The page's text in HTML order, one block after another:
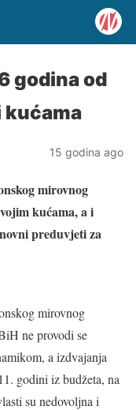
godina od
kućama
15 godina ago
mirovnog
kućama, a i
preduvjeti za
mirovnog
ne provodi se
a izdvajanja
godini iz budžeta, na
su nedovoljna i